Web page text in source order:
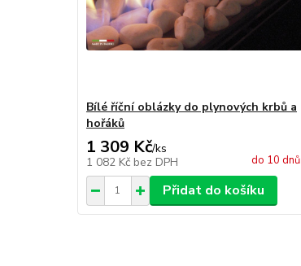
Bílé říční oblázky do plynových krbů a
hořáků
1 309 Kč/ks
1 082 Kč bez DPH do 10 dnů
Přidat do košíku